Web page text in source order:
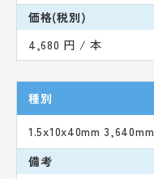
価格(税別)
4,680 円 / 本
種別
1.5x10x40mm 3,640mm
備考